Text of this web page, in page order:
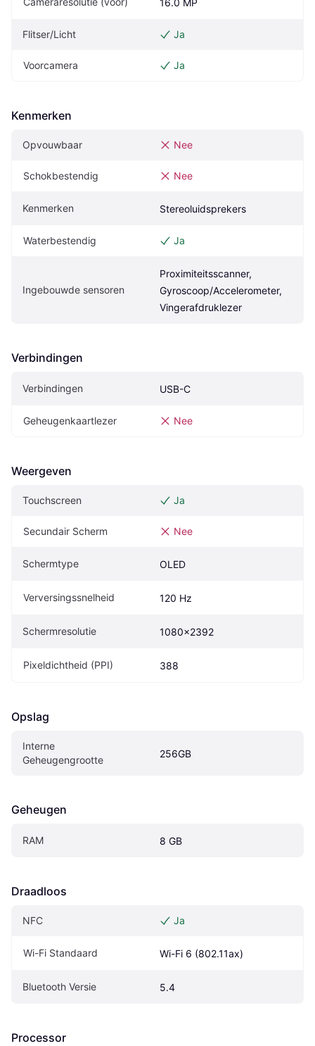
16.0 MP
Flitser/Licht Ja
Voorcamera Ja
Kenmerken
Opvouwbaar Nee
Schokbestendig Nee
Kenmerken Stereoluidsprekers
Waterbestendig Ja
Ingebouwde sensoren
Proximiteitsscanner,
Gyroscoop/Accelerometer,
Vingerafdruklezer
Verbindingen
Verbindingen USB-C
Geheugenkaartlezer Nee
Weergeven
Touchscreen Ja
Secundair Scherm Nee
Schermtype OLED
Verversingssnelheid 120 Hz
Schermresolutie 1080x2392
Pixeldichtheid (PPI) 388
Opslag
Interne
Geheugengrootte
256GB
Geheugen
RAM 8 GB
Draadloos
NFC Ja
Wi-Fi Standaard Wi-Fi 6 (802.11ax)
Bluetooth Versie 5.4
Processor